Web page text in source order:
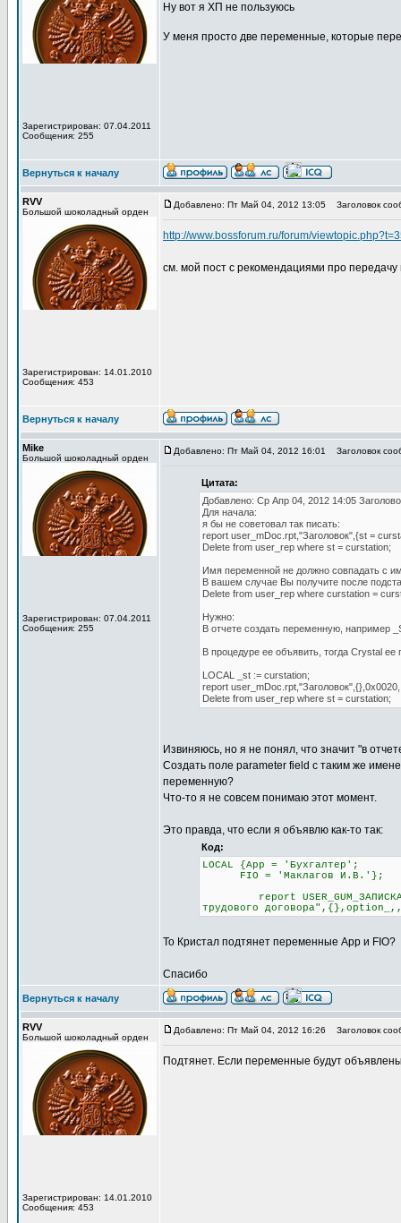
Зарегистрирован: 07.04.2011
Сообщения: 255
Ну вот я ХП не пользуюсь
У меня просто две переменные, которые
Вернуться к началу
RVV
Большой шоколадный орден
Зарегистрирован: 14.01.2010
Сообщения: 453
Добавлено: Пт Май 04, 2012 13:05 Заголовок
http://www.bossforum.ru/forum/
см. мой пост с рекомендациями про
Вернуться к началу
Mike
Большой шоколадный орден
Зарегистрирован: 07.04.2011
Сообщения: 255
Добавлено: Пт Май 04, 2012 16:01 Заголовок
Цитата:
Добавлено: Ср Апр 04, 2012 14:05
Для начала:
я бы не советовал так писать:
report user_mDoc.rpt,"Заголовок",{st =
Delete from user_rep where st = curstation;
Имя переменной не должно совпадать с
В вашем случае Вы получите после
Delete from user_rep where curstation =
Нужно:
В отчете создать переменную, например
В процедуре ее объявить, тогда Crystal ee
LOCAL _st := curstation;
report
Delete from user_rep where st = curstation;
Извиняюсь, но я не понял, что значит "в
Создать поле parameter field с таким же
переменную?
Что-то я не совсем понимаю этот момент.
Это правда, что если я объявлю как-то так:
Код:
LOCAL {App = 'Бухгалтер';
FIO = 'Маклагов И.В.'};
report
трудового
То Кристал подтянет переменные App и FIO?
Спасибо
Вернуться к началу
RVV
Большой шоколадный орден
Зарегистрирован: 14.01.2010
Сообщения: 453
Добавлено: Пт Май 04, 2012 16:26 Заголовок
Подтянет. Если переменные будут